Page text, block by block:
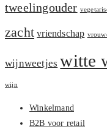
tweelingouder
zacht vriendschap
wijnweetjes witte
wijn
Winkelmand
B2B voor retail